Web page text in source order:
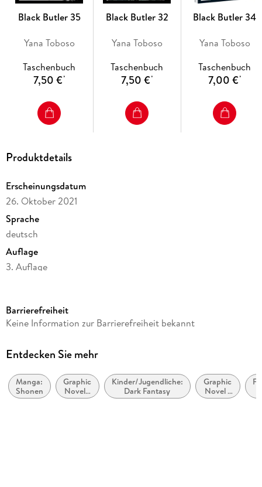
Black Butler 35
Yana Toboso
Taschenbuch
7,50 €*
Black Butler 32
Yana Toboso
Taschenbuch
7,50 €*
Black Butler 34
Yana Toboso
Taschenbuch
7,00 €*
Produktdetails
Erscheinungsdatum
26. Oktober 2021
Sprache
deutsch
Auflage
3. Auflage
Altersempfehlung
Reihe
Autor/Autorin
Yana Toboso
Barrierefreiheit
Keine Information zur Barrierefreiheit bekannt
Entdecken Sie mehr
Manga:
Shonen
Graphic
Novel /
Comic /
Kinder/Jugendliche:
Dark Fantasy
Graphic
Novel /
Comic /